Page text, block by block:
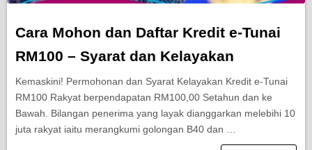
Cara Mohon dan Daftar Kredit e-Tunai
RM100 – Syarat dan Kelayakan
Kemaskini! Permohonan dan Syarat Kelayakan Kredit e-Tunai
RM100 Rakyat berpendapatan RM100,00 Setahun dan ke
Bawah. Bilangan penerima yang layak dianggarkan melebihi 10
juta rakyat iaitu merangkumi golongan B40 dan …